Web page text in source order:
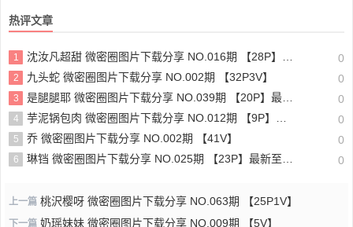
热评文章
1 沈汝凡超甜 微密圈图片下载分享 NO.016期 【28P】最新至：2024.6.29 0
2 九头蛇 微密圈图片下载分享 NO.002期 【32P3V】 0
3 是腿腿耶 微密圈图片下载分享 NO.039期 【20P】最新至：2024.7.7 0
4 芋泥锅包肉 微密圈图片下载分享 NO.012期 【9P】最新至：2023.7.5 0
5 乔 微密圈图片下载分享 NO.002期 【41V】 0
6 琳铛 微密圈图片下载分享 NO.025期 【23P】最新至：2023.7.8 0
上一篇 桃沢樱呀 微密圈图片下载分享 NO.063期 【25P1V】
下一篇 奶瑶妹妹 微密圈图片下载分享 NO.009期 【5V】